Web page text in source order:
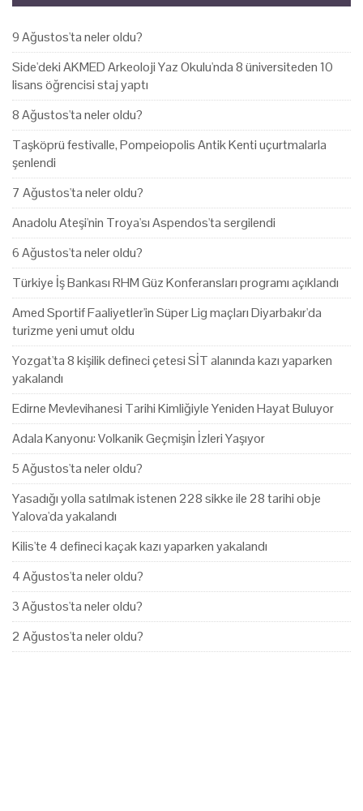
9 Ağustos'ta neler oldu?
Side'deki AKMED Arkeoloji Yaz Okulu'nda 8 üniversiteden 10
lisans öğrencisi staj yaptı
8 Ağustos'ta neler oldu?
Taşköprü festivalle, Pompeiopolis Antik Kenti uçurtmalarla
şenlendi
7 Ağustos'ta neler oldu?
Anadolu Ateşi'nin Troya'sı Aspendos'ta sergilendi
6 Ağustos'ta neler oldu?
Türkiye İş Bankası RHM Güz Konferansları programı açıklandı
Amed Sportif Faaliyetler'in Süper Lig maçları Diyarbakır'da
turizme yeni umut oldu
Yozgat'ta 8 kişilik defineci çetesi SİT alanında kazı yaparken
yakalandı
Edirne Mevlevihanesi Tarihi Kimliğiyle Yeniden Hayat Buluyor
Adala Kanyonu: Volkanik Geçmişin İzleri Yaşıyor
5 Ağustos'ta neler oldu?
Yasadığı yolla satılmak istenen 228 sikke ile 28 tarihi obje
Yalova'da yakalandı
Kilis'te 4 defineci kaçak kazı yaparken yakalandı
4 Ağustos'ta neler oldu?
3 Ağustos'ta neler oldu?
2 Ağustos'ta neler oldu?